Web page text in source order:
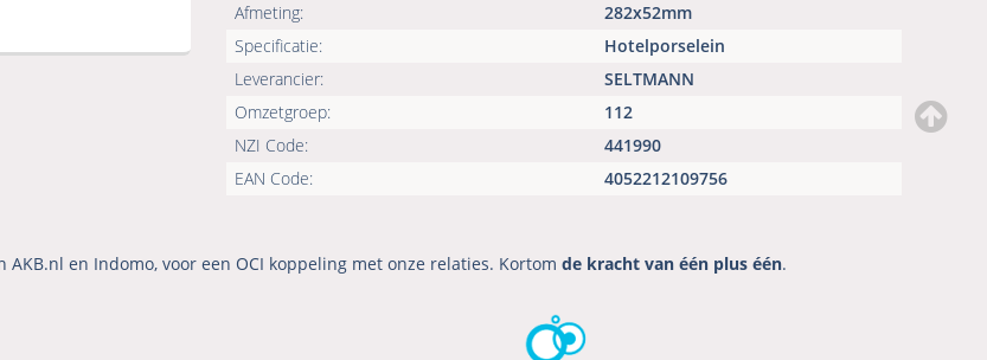
Afmeting:
282x52mm
Specificatie:
Hotelporselein
Leverancier:
SELTMANN
Omzetgroep:
112
NZI Code:
441990
EAN Code:
4052212109756
en Indomo, voor een OCI koppeling met onze relaties. Kortom de kracht van één plus één.